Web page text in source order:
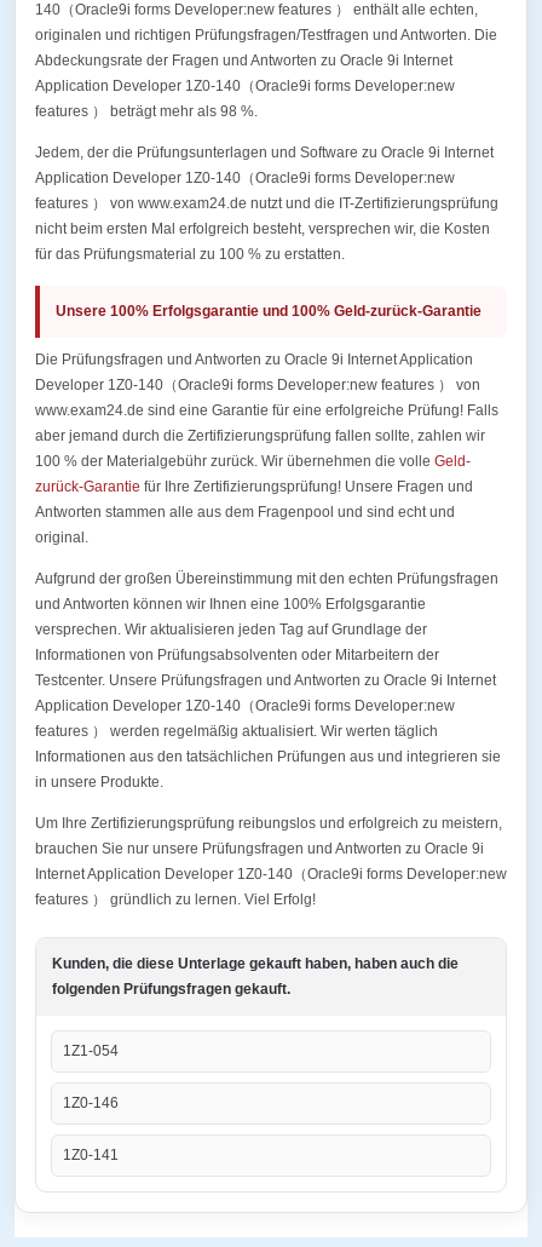
140（Oracle9i forms Developer:new features ） enthält alle echten,
originalen und richtigen Prüfungsfragen/Testfragen und Antworten. Die
Abdeckungsrate der Fragen und Antworten zu Oracle 9i Internet
Application Developer 1Z0-140（Oracle9i forms Developer:new
features ） beträgt mehr als 98 %.
Jedem, der die Prüfungsunterlagen und Software zu Oracle 9i Internet
Application Developer 1Z0-140（Oracle9i forms Developer:new
features ） von www.exam24.de nutzt und die IT-Zertifizierungsprüfung
nicht beim ersten Mal erfolgreich besteht, versprechen wir, die Kosten
für das Prüfungsmaterial zu 100 % zu erstatten.
Unsere 100% Erfolgsgarantie und 100% Geld-zurück-Garantie
Die Prüfungsfragen und Antworten zu Oracle 9i Internet Application
Developer 1Z0-140（Oracle9i forms Developer:new features ） von
www.exam24.de sind eine Garantie für eine erfolgreiche Prüfung! Falls
aber jemand durch die Zertifizierungsprüfung fallen sollte, zahlen wir
100 % der Materialgebühr zurück. Wir übernehmen die volle Geld-
zurück-Garantie für Ihre Zertifizierungsprüfung! Unsere Fragen und
Antworten stammen alle aus dem Fragenpool und sind echt und
original.
Aufgrund der großen Übereinstimmung mit den echten Prüfungsfragen
und Antworten können wir Ihnen eine 100% Erfolgsgarantie
versprechen. Wir aktualisieren jeden Tag auf Grundlage der
Informationen von Prüfungsabsolventen oder Mitarbeitern der
Testcenter. Unsere Prüfungsfragen und Antworten zu Oracle 9i Internet
Application Developer 1Z0-140（Oracle9i forms Developer:new
features ） werden regelmäßig aktualisiert. Wir werten täglich
Informationen aus den tatsächlichen Prüfungen aus und integrieren sie
in unsere Produkte.
Um Ihre Zertifizierungsprüfung reibungslos und erfolgreich zu meistern,
brauchen Sie nur unsere Prüfungsfragen und Antworten zu Oracle 9i
Internet Application Developer 1Z0-140（Oracle9i forms Developer:new
features ） gründlich zu lernen. Viel Erfolg!
Kunden, die diese Unterlage gekauft haben, haben auch die
folgenden Prüfungsfragen gekauft.
1Z1-054
1Z0-146
1Z0-141